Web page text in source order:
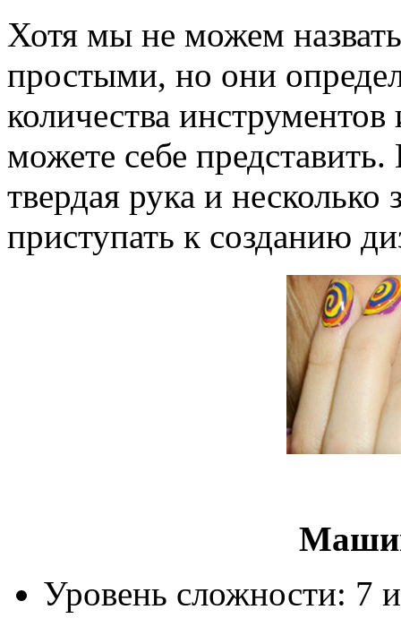
Хотя мы не можем
простыми, но они
количества
можете себе
твердая рука и
приступать к созданию
Уровень сложности: 7